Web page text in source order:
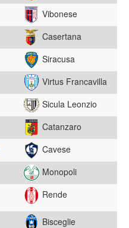
Vibonese
Casertana
Siracusa
Virtus Francavilla
Sicula Leonzio
Catanzaro
Cavese
Monopoli
Rende
Bisceglie